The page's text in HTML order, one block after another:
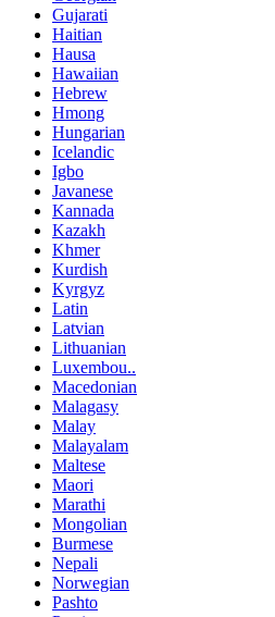
Gujarati
Haitian
Hausa
Hawaiian
Hebrew
Hmong
Hungarian
Icelandic
Igbo
Javanese
Kannada
Kazakh
Khmer
Kurdish
Kyrgyz
Latin
Latvian
Lithuanian
Luxembou..
Macedonian
Malagasy
Malay
Malayalam
Maltese
Maori
Marathi
Mongolian
Burmese
Nepali
Norwegian
Pashto